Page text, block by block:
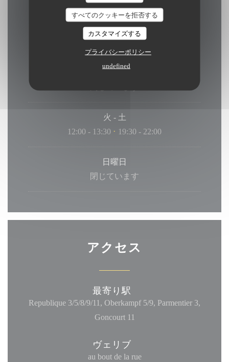
すべてのクッキーを拒否する
カスタマイズする
プライバシーポリシー
undefined
営業時間
火 - 土
12:00 - 13:30
• 19:30 - 22:00
日曜日
閉じています
アクセス
最寄り駅
Republique 3/5/8/9/11, Oberkampf 5/9, Parmentier 3,
Goncourt 11
ヴェリブ
au bout de la rue